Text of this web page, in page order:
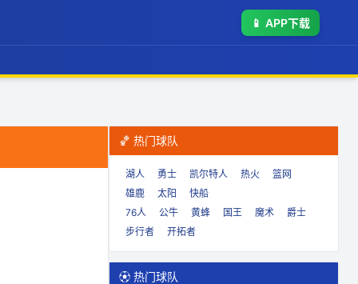
📱 APP下载
🏀 热门球队
湖人 勇士 凯尔特人 热火
篮网
雄鹿
太阳
快船
76人
公牛 黄蜂 国王 魔术
爵士
步行者
开拓者
⚽ 热门球队